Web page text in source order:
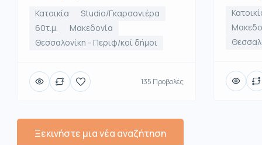
Κατοικία
Studio/Γκαρσονιέρα
60τ.μ.
Μακεδονία
Θεσσαλονίκη - Περιφ/κοί δήμοι
135 Προβολές
Ξεκινήστε μια νέα αναζήτηση